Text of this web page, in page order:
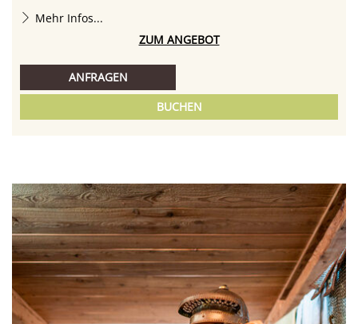
Mehr Infos...
ZUM ANGEBOT
ANFRAGEN
BUCHEN